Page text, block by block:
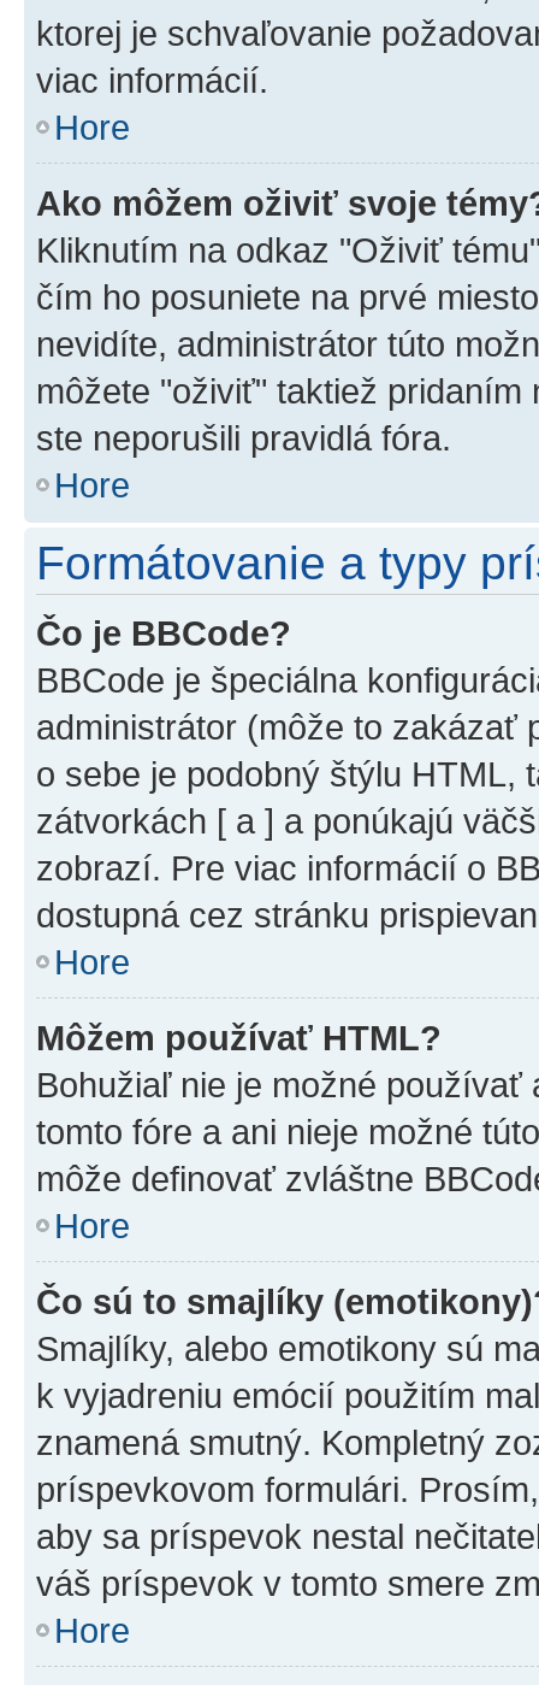
ktorej je schvaľovanie
viac informácií.
Hore
Ako môžem oživiť svoje
Kliknutím na odkaz "Oživiť
čím ho posuniete na prvé
nevidíte, administrátor túto
môžete "oživiť" taktiež
ste neporušili pravidlá fóra.
Hore
Formátovanie a typy
Čo je BBCode?
BBCode je špeciálna
administrátor (môže to zakázať
o sebe je podobný štýlu HTML,
zátvorkách [ a ] a ponúkajú
zobrazí. Pre viac informácií o
dostupná cez stránku
Hore
Môžem používať HTML?
Bohužiaľ nie je možné
tomto fóre a ani nieje možné
môže definovať zvláštne
Hore
Čo sú to smajlíky
Smajlíky, alebo emotikony sú
k vyjadreniu emócií použitím
znamená smutný. Kompletný
príspevkovom formulári.
aby sa príspevok nestal
váš príspevok v tomto smere
Hore